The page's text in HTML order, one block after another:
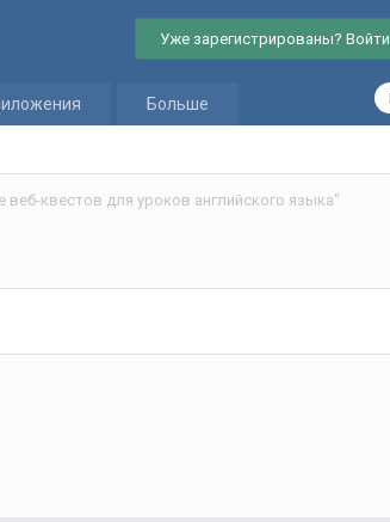
Уже зарегистрированы? Войти
Больше
веб-квестов для уроков английского языка"